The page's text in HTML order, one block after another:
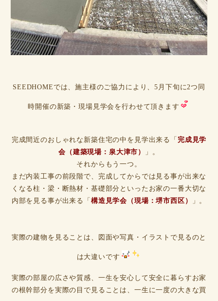
SEEDHOMEでは、施主様のご協力により、5月下旬に2つ同
時開催の新築・現場見学会を行わせて頂きます
完成間近のおしゃれな新築住宅の中を見学出来る「 完成見学
会（建築現場：泉大津市）
」。
それからもう一つ。
まだ内装工事の前段階で、完成してからでは見る事が出来な
くなる柱・梁・断熱材・基礎部分といったお家の一番大切な
内部を見る事が出来る「 構造見学会（現場：堺市西区） 」。
実際の建物を見ることは、図面や写真・イラストで見るのと
は大違いです
実際の部屋の広さや質感、一生を安心して安全に暮らすお家
の根幹部分を実際の目で見ることは、一生に一度の大きな買